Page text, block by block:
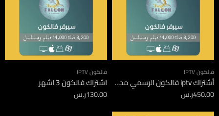
فالكون IPTV
أشتراك iptv فالكون الرسمي مدة 12 شهر جهازين
450.00ر.س
فالكون IPTV
اشتراك فالكون 3 اشهر
130.00ر.س